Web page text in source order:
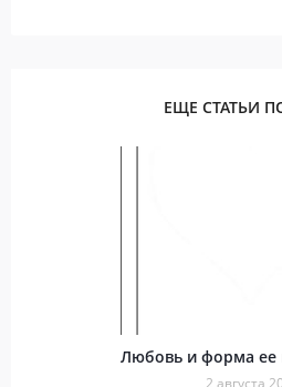
ЕЩЕ СТАТЬИ
Любовь и форма ее
2 августа